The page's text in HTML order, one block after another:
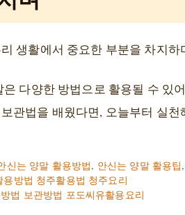
생활에서 중요한 부분을 차지
은 다양한 방법으로 활용될 수 있
관법을 배웠다면, 오늘부터 실천
신는 양말 활용방법, 안신는 양말 활용팁,
용방법 청주활용법 청주요리
법 보관방법 포도씨유활용요리